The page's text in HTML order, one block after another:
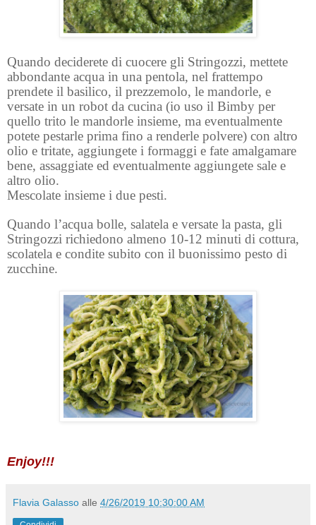
Quando deciderete di cuocere gli Stringozzi, mettete
abbondante acqua in una pentola, nel frattempo
prendete il basilico, il prezzemolo, le mandorle, e
versate in un robot da cucina (io uso il Bimby per
quello trito le mandorle insieme, ma eventualmente
potete pestarle prima fino a renderle polvere) con altro
olio e tritate, aggiungete i formaggi e fate amalgamare
bene, assaggiate ed eventualmente aggiungete sale e
altro olio.
Mescolate insieme i due pesti.
Quando l’acqua bolle, salatela e versate la pasta, gli
Stringozzi richiedono almeno 10-12 minuti di cottura,
scolatela e condite subito con il buonissimo pesto di
zucchine.
Enjoy!!!
Flavia Galasso alle 4/26/2019 10:30:00 AM